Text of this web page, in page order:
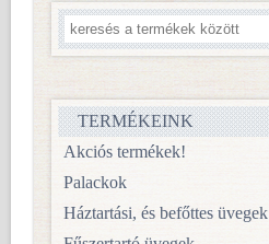
TERMÉKEINK
Akciós termékek!
Palackok
Háztartási, és befőttes üvegek